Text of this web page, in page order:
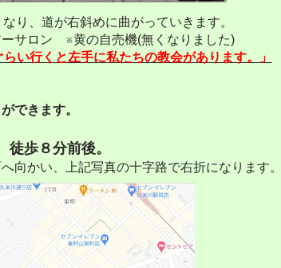
り、道が右斜めに曲がっていきます。
サロン ※黄の自売機(無くなりました)
らい行くと左手に私たちの教会があります。」
できます。
歩８分前後。
向かい、上記写真の十字路で右折になります。